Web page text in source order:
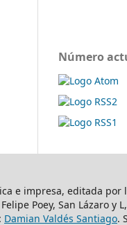
Número
e impresa, editada por
Poey, San Lázaro y
Damian Valdés Santiago.